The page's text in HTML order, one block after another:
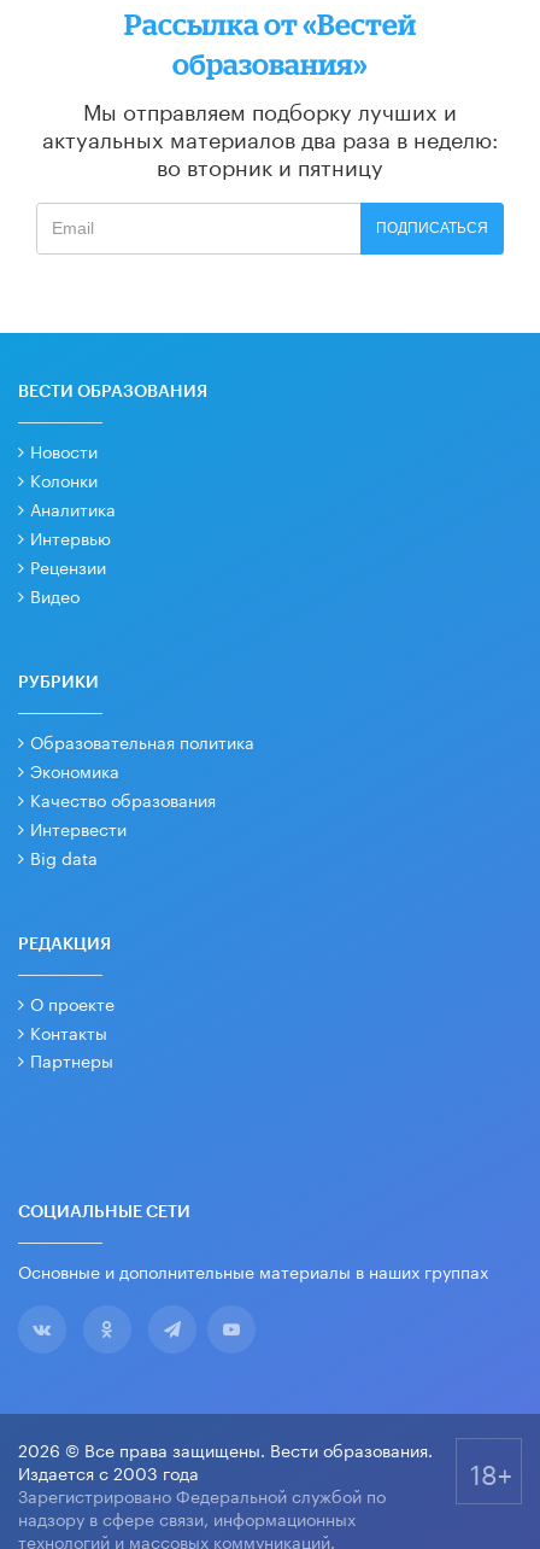
Рассылка от «Вестей
образования»
Мы отправляем подборку лучших и
актуальных материалов два раза в неделю:
во вторник и пятницу
ПОДПИСАТЬСЯ
ВЕСТИ ОБРАЗОВАНИЯ
Новости
Колонки
Аналитика
Интервью
Рецензии
Видео
РУБРИКИ
Образовательная политика
Экономика
Качество образования
Интервести
Big data
РЕДАКЦИЯ
О проекте
Контакты
Партнеры
СОЦИАЛЬНЫЕ СЕТИ
Основные и дополнительные материалы в наших группах
2026 © Все права защищены. Вести образования.
Издается с 2003 года
Зарегистрировано Федеральной службой по
надзору в сфере связи, информационных
технологий и массовых коммуникаций.
18+